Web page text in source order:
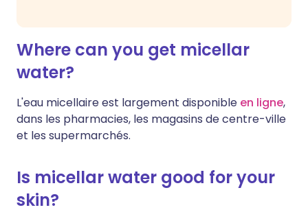
Where can you get micellar
water?
L'eau micellaire est largement disponible en ligne,
dans les pharmacies, les magasins de centre-ville
et les supermarchés.
Is micellar water good for your
skin?